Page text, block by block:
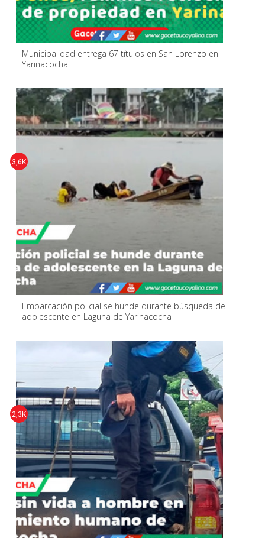
Municipalidad entrega 67 títulos en San Lorenzo en
Yarinacocha
Embarcación policial se hunde durante búsqueda de
adolescente en Laguna de Yarinacocha
3,6K
2,3K